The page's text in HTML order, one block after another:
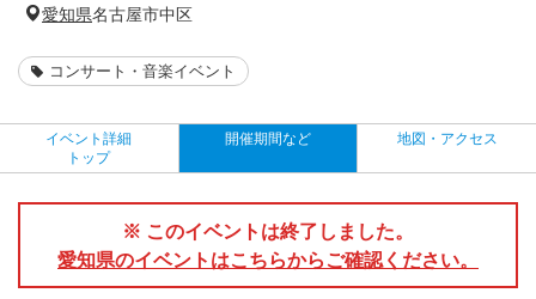
愛知県名古屋市中区
コンサート・音楽イベント
イベント詳細
トップ
開催期間など 地図・アクセス
※ このイベントは終了しました。
愛知県のイベントはこちらからご確認ください。